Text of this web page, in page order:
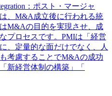
：ポスト・マージャ
、M&A成立後に行われる統
M&Aの目的を実現させ、成
プロセスです。PMIは「経営
、定量的な面だけでなく、人
考慮することでM&Aの成功
新経営体制の構築」「